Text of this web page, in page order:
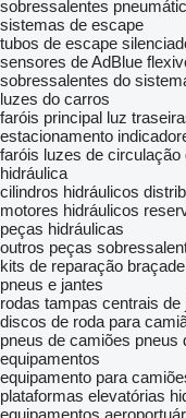
sobressalentes
sistemas de escape
tubos de escape
sensores de AdBlue
sobressalentes do
luzes do carros
faróis principal luz
estacionamento
faróis luzes de circulação
hidráulica
cilindros hidráulicos
motores hidráulicos
peças hidráulicas
outros peças
kits de reparação
pneus e jantes
rodas tampas centrais de
discos de roda para
pneus de camiões pneus
equipamentos
equipamento para
plataformas elevatórias
equipamentos